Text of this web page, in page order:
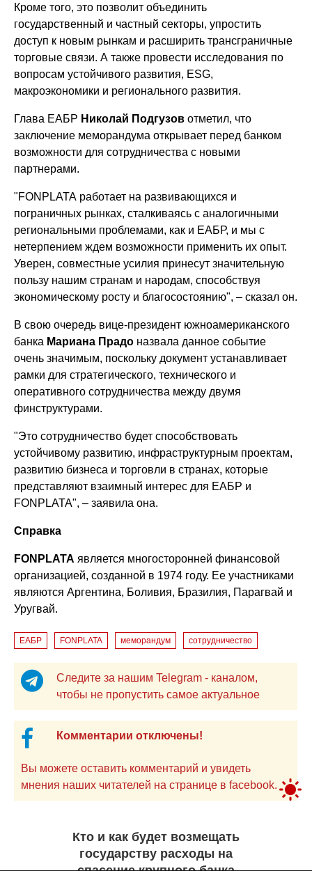
Кроме того, это позволит объединить
государственный и частный секторы, упростить
доступ к новым рынкам и расширить трансграничные
торговые связи. А также провести исследования по
вопросам устойчивого развития, ESG,
макроэкономики и регионального развития.
Глава ЕАБР Николай Подгузов отметил, что
заключение меморандума открывает перед банком
возможности для сотрудничества с новыми
партнерами.
"FONPLATA работает на развивающихся и
пограничных рынках, сталкиваясь с аналогичными
региональными проблемами, как и ЕАБР, и мы с
нетерпением ждем возможности применить их опыт.
Уверен, совместные усилия принесут значительную
пользу нашим странам и народам, способствуя
экономическому росту и благосостоянию", – сказал он.
В свою очередь вице-президент южноамериканского
банка Мариана Прадо назвала данное событие
очень значимым, поскольку документ устанавливает
рамки для стратегического, технического и
оперативного сотрудничества между двумя
финструктурами.
"Это сотрудничество будет способствовать
устойчивому развитию, инфраструктурным проектам,
развитию бизнеса и торговли в странах, которые
представляют взаимный интерес для ЕАБР и
FONPLATA", – заявила она.
Справка
FONPLATA является многосторонней финансовой
организацией, созданной в 1974 году. Ее участниками
являются Аргентина, Боливия, Бразилия, Парагвай и
Уругвай.
ЕАБР FONPLATA меморандум сотрудничество
Следите за нашим Telegram - каналом,
чтобы не пропустить самое актуальное
Комментарии отключены!
Вы можете оставить комментарий и увидеть
мнения наших читателей на странице в facebook.
Кто и как будет возмещать
государству расходы на